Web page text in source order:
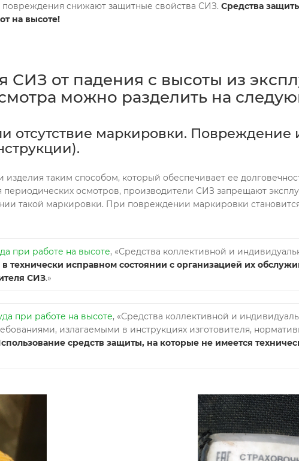
снижают защитные свойства СИЗ. Средства
на высоте!
от падения с высоты из
можно разделить на
маркировки. Повреждение
таким способом, который обеспечивает ее
осмотров, производители СИЗ запрещают
такой маркировки. При повреждении маркировки
при работе на высоте, «Средства коллективной и
технически исправном состоянии с организацией их
СИЗ.»
при работе на высоте, «Средства коллективной и
излагаемыми в инструкциях изготовителя,
средств защиты, на которые не имеется